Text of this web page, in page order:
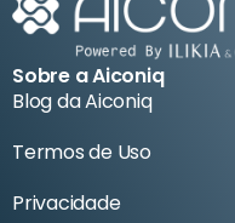
Sobre a Aiconiq
Blog da Aiconiq
Termos de Uso
Privacidade